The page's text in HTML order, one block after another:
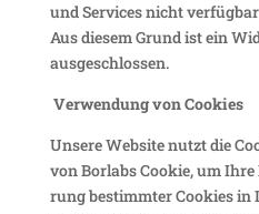
und Services nicht
Aus diesem Grund ist ein
ausgeschlossen.
Verwen­dung von Cookies
Unsere Website nutzt die
von Borlabs Cookie, um
rung bestimmter Cookies